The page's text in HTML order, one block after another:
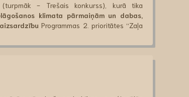
(turpmāk - Trešais konkurss), kurā tika
klimata pārmaiņām un dabas,
Programmas 2. prioritātes “Zaļa